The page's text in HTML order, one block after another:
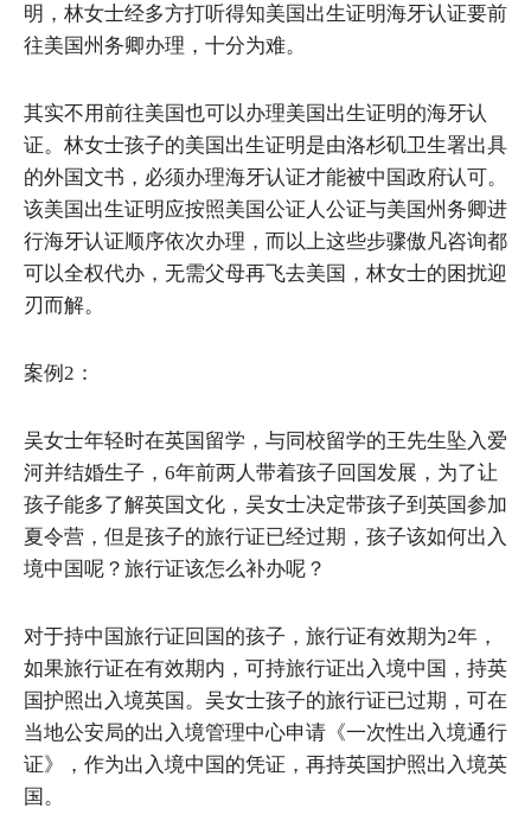
明，林女士经多方打听得知美国出生证明海牙认证要前
往美国州务卿办理，十分为难。
其实不用前往美国也可以办理美国出生证明的海牙认
证。林女士孩子的美国出生证明是由洛杉矶卫生署出具
的外国文书，必须办理海牙认证才能被中国政府认可。
该美国出生证明应按照美国公证人公证与美国州务卿进
行海牙认证顺序依次办理，而以上这些步骤傲凡咨询都
可以全权代办，无需父母再飞去美国，林女士的困扰迎
刃而解。
案例2：
吴女士年轻时在英国留学，与同校留学的王先生坠入爱
河并结婚生子，6年前两人带着孩子回国发展，为了让
孩子能多了解英国文化，吴女士决定带孩子到英国参加
夏令营，但是孩子的旅行证已经过期，孩子该如何出入
境中国呢？旅行证该怎么补办呢？
对于持中国旅行证回国的孩子，旅行证有效期为2年，
如果旅行证在有效期内，可持旅行证出入境中国，持英
国护照出入境英国。吴女士孩子的旅行证已过期，可在
当地公安局的出入境管理中心申请《一次性出入境通行
证》，作为出入境中国的凭证，再持英国护照出入境英
国。